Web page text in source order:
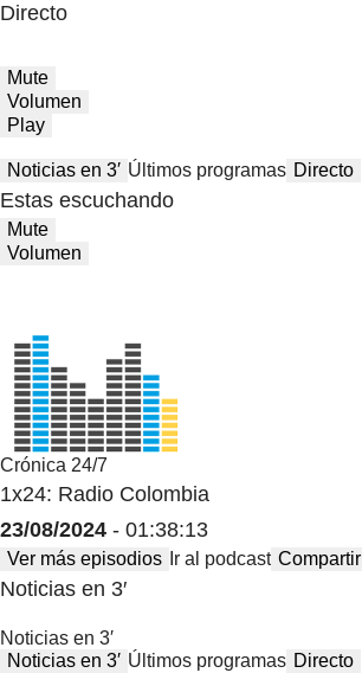
Directo
Mute
Volumen
Play
Noticias en 3′ Últimos programas Directo
Estas escuchando
Mute
Volumen
Crónica 24/7
1x24: Radio Colombia
23/08/2024 - 01:38:13
Ver más episodios Ir al podcast Compartir
Noticias en 3′
Noticias en 3′
Noticias en 3′ Últimos programas Directo